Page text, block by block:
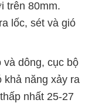
trên 80mm.
lốc, sét và gió
và dông, cục bộ
khả năng xảy ra
nhất 25-27